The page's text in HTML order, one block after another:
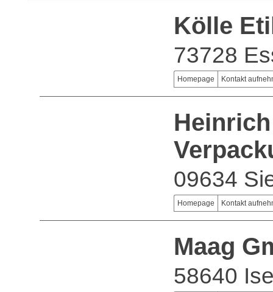
Kölle
73728
Homepage Kontakt
09634
Homepage Kontakt
Maag
58640